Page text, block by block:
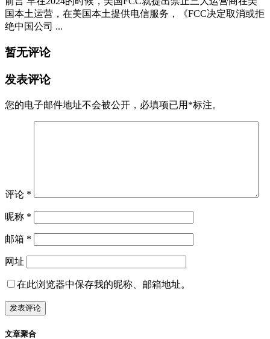
国本土运营，在美国本土提供电信服务，《FCC决定取消或拒
绝中国公司 ...
暂无评论
发表评论
您的电子邮件地址不会被公开， 必填项已用 *标注。
评论 *
昵称 *
邮箱 *
网址
在此浏览器中保存我的昵称、邮箱地址。
文章聚合